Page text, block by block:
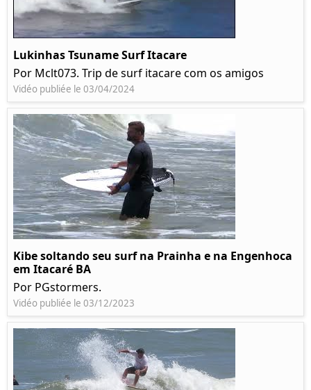
Lukinhas Tsuname Surf Itacare
Por Mclt073. Trip de surf itacare com os amigos
Vidéo publiée le 03/04/2024
Kibe soltando seu surf na Prainha e na Engenhoca
em Itacaré BA
Por PGstormers.
Vidéo publiée le 03/12/2023